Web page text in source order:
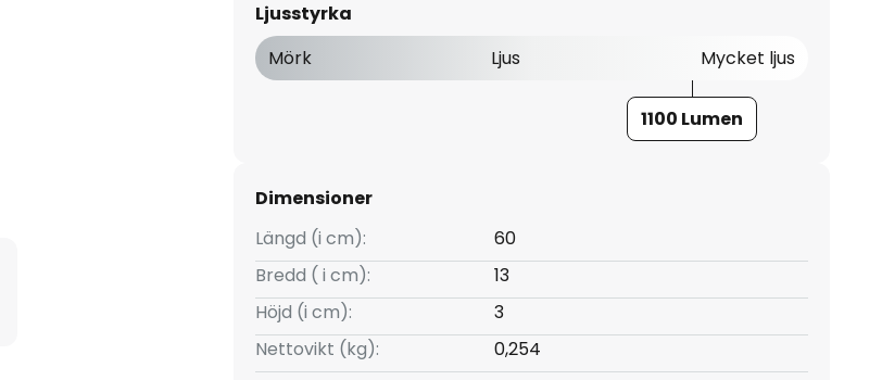
som
skyddad mot
även i
på
de skapar en
Ljusstyrka
Mörk
Ljus Mycket ljus
1100 Lumen
Dimensioner
Längd (i cm):
60
Bredd ( i cm):
13
Höjd (i cm):
3
Nettovikt (kg):
0,254